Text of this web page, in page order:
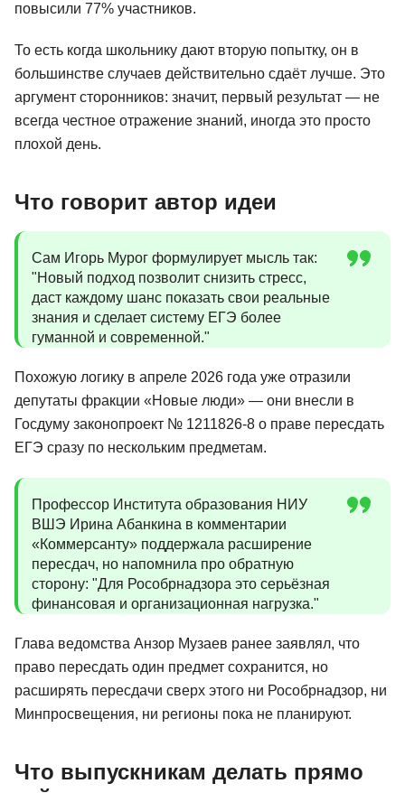
повысили 77% участников.
То есть когда школьнику дают вторую попытку, он в
большинстве случаев действительно сдаёт лучше. Это
аргумент сторонников: значит, первый результат — не
всегда честное отражение знаний, иногда это просто
плохой день.
Что говорит автор идеи
Сам Игорь Мурог формулирует мысль так:
"Новый подход позволит снизить стресс,
даст каждому шанс показать свои реальные
знания и сделает систему ЕГЭ более
гуманной и современной."
Похожую логику в апреле 2026 года уже отразили
депутаты фракции «Новые люди» — они внесли в
Госдуму законопроект № 1211826-8 о праве пересдать
ЕГЭ сразу по нескольким предметам.
Профессор Института образования НИУ
ВШЭ Ирина Абанкина в комментарии
«Коммерсанту» поддержала расширение
пересдач, но напомнила про обратную
сторону: "Для Рособрнадзора это серьёзная
финансовая и организационная нагрузка."
Глава ведомства Анзор Музаев ранее заявлял, что
право пересдать один предмет сохранится, но
расширять пересдачи сверх этого ни Рособрнадзор, ни
Минпросвещения, ни регионы пока не планируют.
Что выпускникам делать прямо